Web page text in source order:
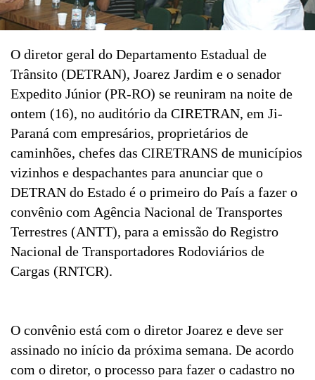
O diretor geral do Departamento Estadual de
Trânsito (DETRAN), Joarez Jardim e o senador
Expedito Júnior (PR-RO) se reuniram na noite de
ontem (16), no auditório da CIRETRAN, em Ji-
Paraná com empresários, proprietários de
caminhões, chefes das CIRETRANS de municípios
vizinhos e despachantes para anunciar que o
DETRAN do Estado é o primeiro do País a fazer o
convênio com Agência Nacional de Transportes
Terrestres (ANTT), para a emissão do Registro
Nacional de Transportadores Rodoviários de
Cargas (RNTCR).
O convênio está com o diretor Joarez e deve ser
assinado no início da próxima semana. De acordo
com o diretor, o processo para fazer o cadastro no